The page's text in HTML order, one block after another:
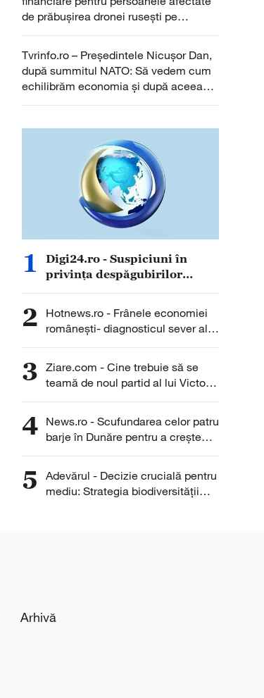
de prăbușirea dronei rusești pe
acoperișul unui bloc din Galați
Tvrinfo.ro – Președintele Nicușor Dan,
după summitul NATO: Să vedem cum
echilibrăm economia și după aceea
vedem când mărim contribuția la 5%
1
Digi24.ro - Suspiciuni în
privința despăgubirilor
producție mare recoltată
2
Hotnews.ro - Frânele economiei
românești- diagnosticul sever al
Băncii Mondiale
3 Ziare.com - Cine trebuie să se
teamă de noul partid al lui Victor
Ponta. Rolul esențial jucat de
”Nicușor Dan îi este dator”
4 News.ro - Scufundarea celor patru
barje în Dunăre pentru a creşte
debitul apei spre Centrala de la
5
Adevărul - Decizie crucială pentru
mediu: Strategia biodiversității
Arhivă